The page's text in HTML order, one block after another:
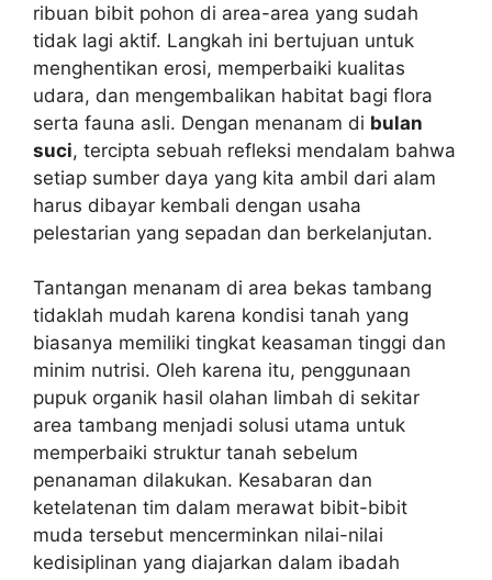
ribuan bibit pohon di area-area yang sudah
tidak lagi aktif. Langkah ini bertujuan untuk
menghentikan erosi, memperbaiki kualitas
udara, dan mengembalikan habitat bagi flora
serta fauna asli. Dengan menanam di bulan
suci, tercipta sebuah refleksi mendalam bahwa
setiap sumber daya yang kita ambil dari alam
harus dibayar kembali dengan usaha
pelestarian yang sepadan dan berkelanjutan.
Tantangan menanam di area bekas tambang
tidaklah mudah karena kondisi tanah yang
biasanya memiliki tingkat keasaman tinggi dan
minim nutrisi. Oleh karena itu, penggunaan
pupuk organik hasil olahan limbah di sekitar
area tambang menjadi solusi utama untuk
memperbaiki struktur tanah sebelum
penanaman dilakukan. Kesabaran dan
ketelatenan tim dalam merawat bibit-bibit
muda tersebut mencerminkan nilai-nilai
kedisiplinan yang diajarkan dalam ibadah